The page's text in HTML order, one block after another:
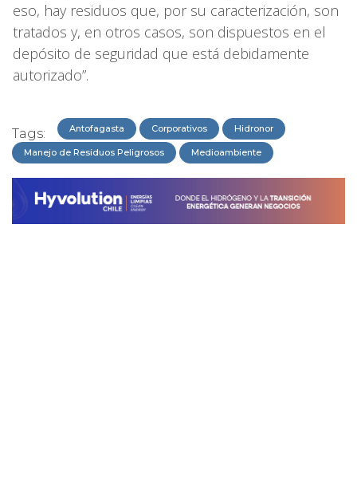
eso, hay residuos que, por su caracterización, son
tratados y, en otros casos, son dispuestos en el
depósito de seguridad que está debidamente
autorizado”.
Tags: Antofagasta Corporativos Hidronor
Manejo de Residuos Peligrosos Medioambiente